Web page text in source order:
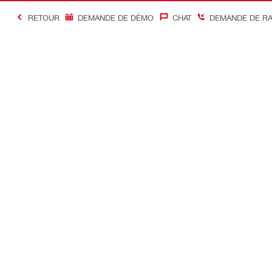
RETOUR DEMANDE DE DÉMO CHAT DEMANDE DE